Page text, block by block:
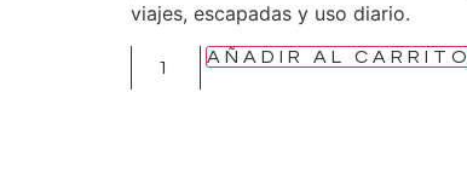
viajes, escapadas y uso diario.
AÑADIR AL CARRITO